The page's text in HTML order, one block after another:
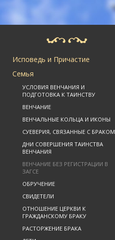
Исповедь и Причастие
Семья
УСЛОВИЯ ВЕНЧАНИЯ И
ПОДГОТОВКА К ТАИНСТВУ
ВЕНЧАНИЕ
ВЕНЧАЛЬНЫЕ КОЛЬЦА И ИКОНЫ
СУЕВЕРИЯ, СВЯЗАННЫЕ С БРАКОМ
ДНИ СОВЕРШЕНИЯ ТАИНСТВА
ВЕНЧАНИЯ
ВЕНЧАНИЕ БЕЗ РЕГИСТРАЦИИ В
ЗАГСЕ
ОБРУЧЕНИЕ
СВИДЕТЕЛИ
ОТНОШЕНИЕ ЦЕРКВИ К
ГРАЖДАНСКОМУ БРАКУ
РАСТОРЖЕНИЕ БРАКА